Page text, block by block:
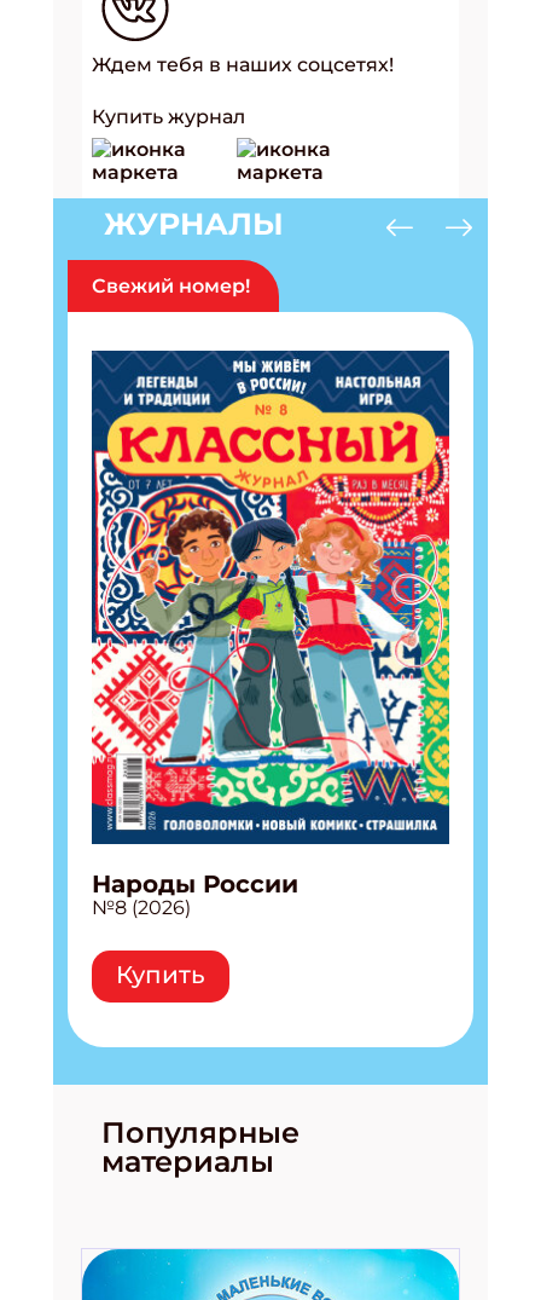
Ждем тебя в наших соцсетях!
Купить журнал
ЖУРНАЛЫ
Свежий номер!
Народы России
№8 (2026)
Купить
Популярные
материалы